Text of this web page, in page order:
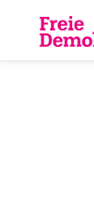
springen